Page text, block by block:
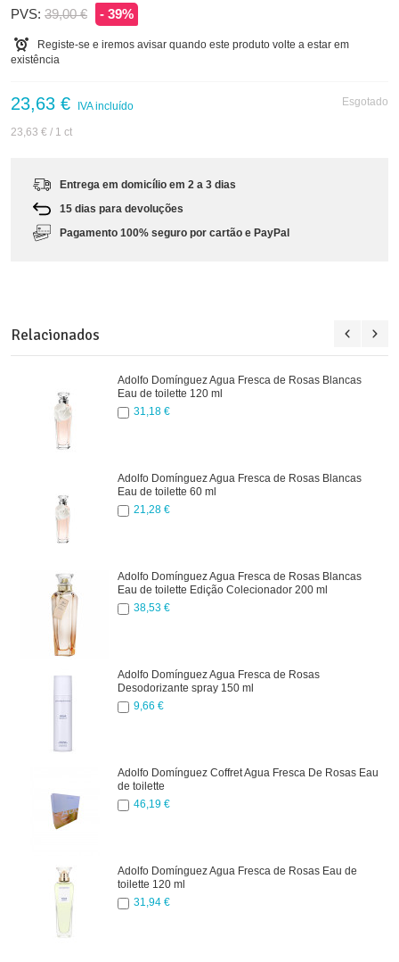
PVS: 39,00 € - 39%
Registe-se e iremos avisar quando este produto volte a estar em
existência
Esgotado
23,63 € IVA incluído
23,63 € / 1 ct
Entrega em domicílio em 2 a 3 dias
15 dias para devoluções
Pagamento 100% seguro por cartão e PayPal
Relacionados
Adolfo Domínguez Agua Fresca de Rosas Blancas
Eau de toilette 120 ml
31,18 €
Adolfo Domínguez Agua Fresca de Rosas Blancas
Eau de toilette 60 ml
21,28 €
Adolfo Domínguez Agua Fresca de Rosas Blancas
Eau de toilette Edição Colecionador 200 ml
38,53 €
Adolfo Domínguez Agua Fresca de Rosas
Desodorizante spray 150 ml
9,66 €
Adolfo Domínguez Coffret Agua Fresca De Rosas Eau
de toilette
46,19 €
Adolfo Domínguez Agua Fresca de Rosas Eau de
toilette 120 ml
31,94 €